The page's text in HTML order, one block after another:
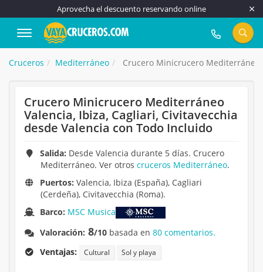
Aprovecha el descuento reservando online
917 815 555
Cruceros Mediterráneo Crucero Minicrucero Mediterráneo
Crucero Minicrucero Mediterráneo
Valencia, Ibiza, Cagliari, Civitavecchia
desde Valencia con Todo Incluido
Salida: Desde Valencia durante 5 días. Crucero
Mediterráneo. Ver otros cruceros Mediterráneo.
Puertos: Valencia, Ibiza (España), Cagliari
(Cerdeña), Civitavecchia (Roma).
Barco: MSC Musica
Valoración: 8/10 basada en80 comentarios.
Ventajas:
Cultural Sol y playa